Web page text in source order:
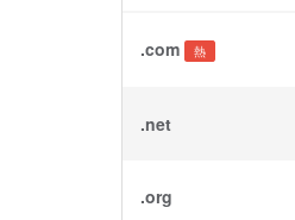
.com 熱
.net
.org